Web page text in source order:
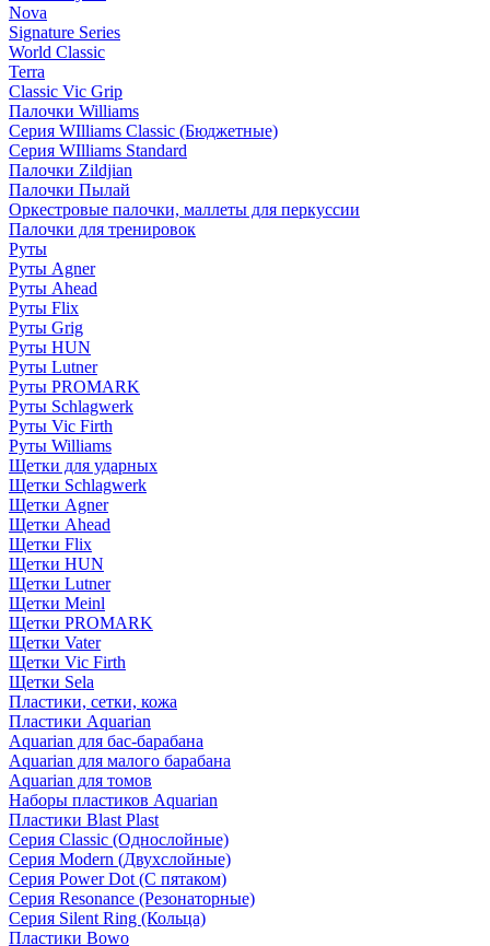
Nova
Signature Series
World Classic
Terra
Classic Vic Grip
Палочки Williams
Серия WIlliams Classic (Бюджетные)
Серия WIlliams Standard
Палочки Zildjian
Палочки Пылай
Оркестровые палочки, маллеты для перкуссии
Палочки для тренировок
Руты
Руты Agner
Руты Ahead
Руты Flix
Руты Grig
Руты HUN
Руты Lutner
Руты PROMARK
Руты Schlagwerk
Руты Vic Firth
Руты Williams
Щетки для ударных
Щетки Schlagwerk
Щетки Agner
Щетки Ahead
Щетки Flix
Щетки HUN
Щетки Lutner
Щетки Meinl
Щетки PROMARK
Щетки Vater
Щетки Vic Firth
Щетки Sela
Пластики, сетки, кожа
Пластики Aquarian
Aquarian для бас-барабана
Aquarian для малого барабана
Aquarian для томов
Наборы пластиков Aquarian
Пластики Blast Plast
Серия Classic (Однослойные)
Серия Modern (Двухслойные)
Серия Power Dot (С пятаком)
Серия Resonance (Резонаторные)
Серия Silent Ring (Кольца)
Пластики Bowo